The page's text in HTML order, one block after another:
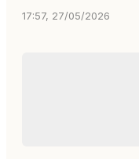
17:57, 27/05/2026